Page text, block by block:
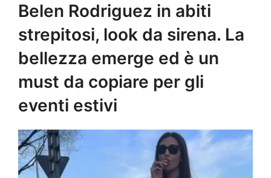
Belen Rodriguez in abiti
strepitosi, look da sirena. La
bellezza emerge ed è un
must da copiare per gli
eventi estivi